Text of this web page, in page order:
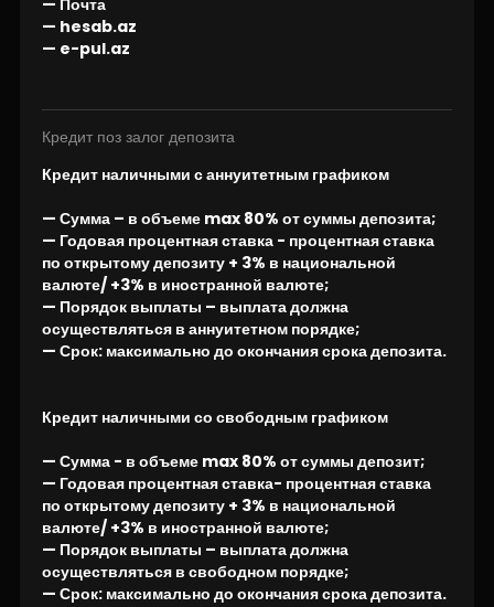
— hesab.az
— e-pul.az
Кредит поз залог депозита
Кредит наличными с аннуитетным графиком
— Сумма – в объеме max 80% от суммы депозита;
— Годовая процентная ставка - процентная ставка
по открытому депозиту + 3% в национальной
валюте/ +3% в иностранной валюте;
— Порядок выплаты – выплата должна
осуществляться в аннуитетном порядке;
— Срок: максимально до окончания срока депозита.
Кредит наличными со свободным графиком
— Сумма - в объеме max 80% от суммы депозит;
— Годовая процентная ставка- процентная ставка
по открытому депозиту + 3% в национальной
валюте/ +3% в иностранной валюте;
— Порядок выплаты – выплата должна
осуществляться в свободном порядке;
— Срок: максимально до окончания срока депозита.